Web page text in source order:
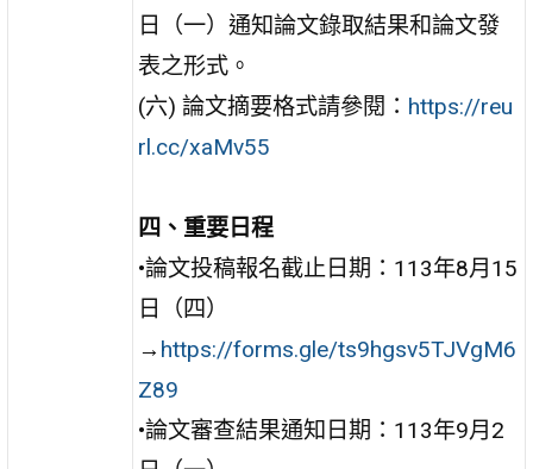
日（一）通知論文錄取結果和論文發
表之形式。
(六) 論文摘要格式請參閱： https://reu
rl.cc/xaMv55
四、重要日程
•論文投稿報名截止日期：113年8月15
日（四）
→ https://forms.gle/ts9hgsv5TJVgM6
Z89
•論文審查結果通知日期：113年9月2